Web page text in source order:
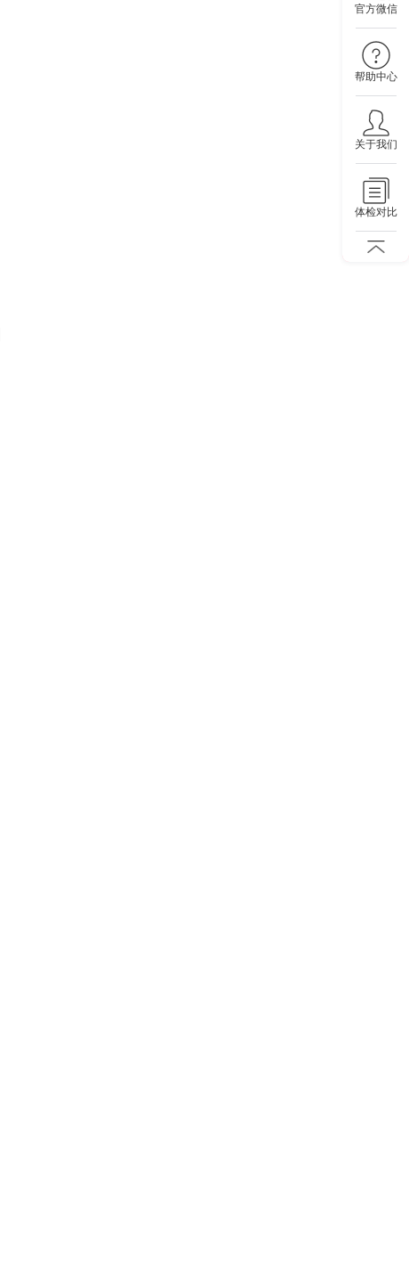
官方微信
帮助中心
关于我们
体检对比